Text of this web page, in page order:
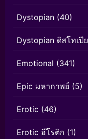
Dystopian (40)
Dystopian ดิสโทเปีย
Emotional (341)
Epic มหากาพย์ (5)
Erotic (46)
Erotic อีโรติก (1)